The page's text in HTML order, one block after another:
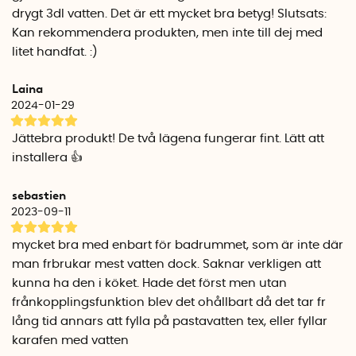
munstycke kan du använda badrumskranen som vanligt
och samtidigt bidra till en mer hållbar värld.
med fina priser. 2018 vann Altered WWF’s Climate Saver
Award och 2019 vann Altered E-priset i kategorin
Energieffektivisering på E.On Awards, ett av Sveriges största
energipris. Altered har även blivit prisade av bland annat
Svenska Energimyndigheten, Imagine H2O, Nordic
Det vattensparande munstycket ingår även i den
permanenta designutställningen på Nationalmuseum i
Stockholm.
Munstycket är enkelt att installera. Skruva bort ditt befintliga
munstycke och följ de tydliga bilderna i den engelska
bruksanvisningen. Verktyg och adaptrar följer med i paketet.
drygt 3dl vatten. Det är ett mycket bra betyg! Slutsats:
Kan rekommendera produkten, men inte till dej med
litet handfat. :)
Laina
2024-01-29
Jättebra produkt! De två lägena fungerar fint. Lätt att
installera 👍
sebastien
2023-09-11
mycket bra med enbart för badrummet, som är inte där
man frbrukar mest vatten dock. Saknar verkligen att
kunna ha den i köket. Hade det först men utan
frånkopplingsfunktion blev det ohållbart då det tar fr
lång tid annars att fylla på pastavatten tex, eller fyllar
karafen med vatten